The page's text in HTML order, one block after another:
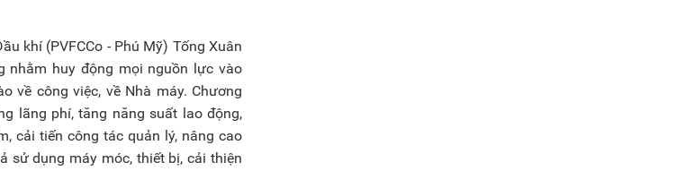
khí (PVFCCo - Phú Mỹ) Tống Xuân
nhằm huy động mọi nguồn lực vào
về công việc, về Nhà máy. Chương
lãng phí, tăng năng suất lao động,
cải tiến công tác quản lý, nâng cao
sử dụng máy móc, thiết bị, cải thiện